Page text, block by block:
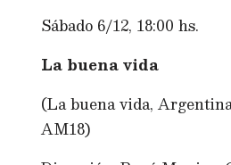
Sábado 6/12, 18:00 hs.
La buena vida
(La buena vida,
AM18)